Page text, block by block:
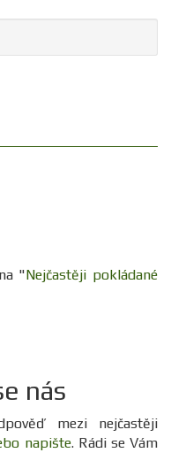
"Nejčastěji pokládané
nás
mezi nejčastěji
napište. Rádi se Vám